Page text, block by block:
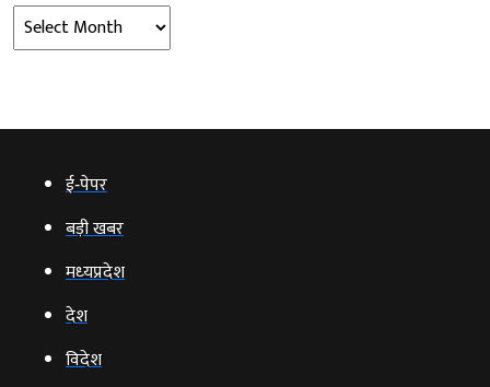
Archives
ई‑पेपर
बड़ी खबर
मध्‍यप्रदेश
देश
विदेश